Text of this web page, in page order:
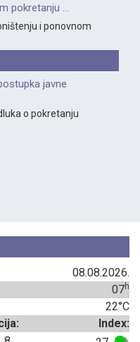
pokretanju ...
i ponovnom
javne
o pokretanju
08.08.2026.
07h
22°C
Index: